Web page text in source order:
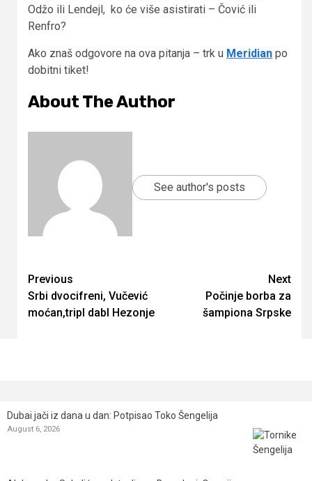
Odžo ili Lendejl, ko će više asistirati – Čović ili
Renfro?
Ako znaš odgovore na ova pitanja – trk u Meridian po
dobitni tiket!
About The Author
See author's posts
Continue
Reading
Previous
Srbi dvocifreni, Vučević
moćan,tripl dabl Hezonje
Next
Počinje borba za
šampiona Srpske
Dubai jači iz dana u dan: Potpisao Toko Šengelija
August 6, 2026